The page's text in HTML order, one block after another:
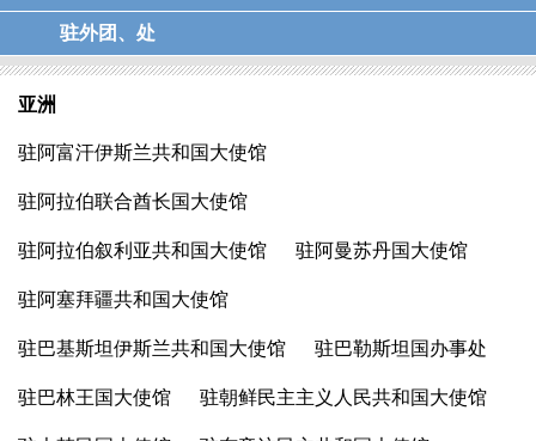
驻外团、处
亚洲
驻阿富汗伊斯兰共和国大使馆
驻阿拉伯联合酋长国大使馆
驻阿拉伯叙利亚共和国大使馆 驻阿曼苏丹国大使馆
驻阿塞拜疆共和国大使馆
驻巴基斯坦伊斯兰共和国大使馆 驻巴勒斯坦国办事处
驻巴林王国大使馆 驻朝鲜民主主义人民共和国大使馆